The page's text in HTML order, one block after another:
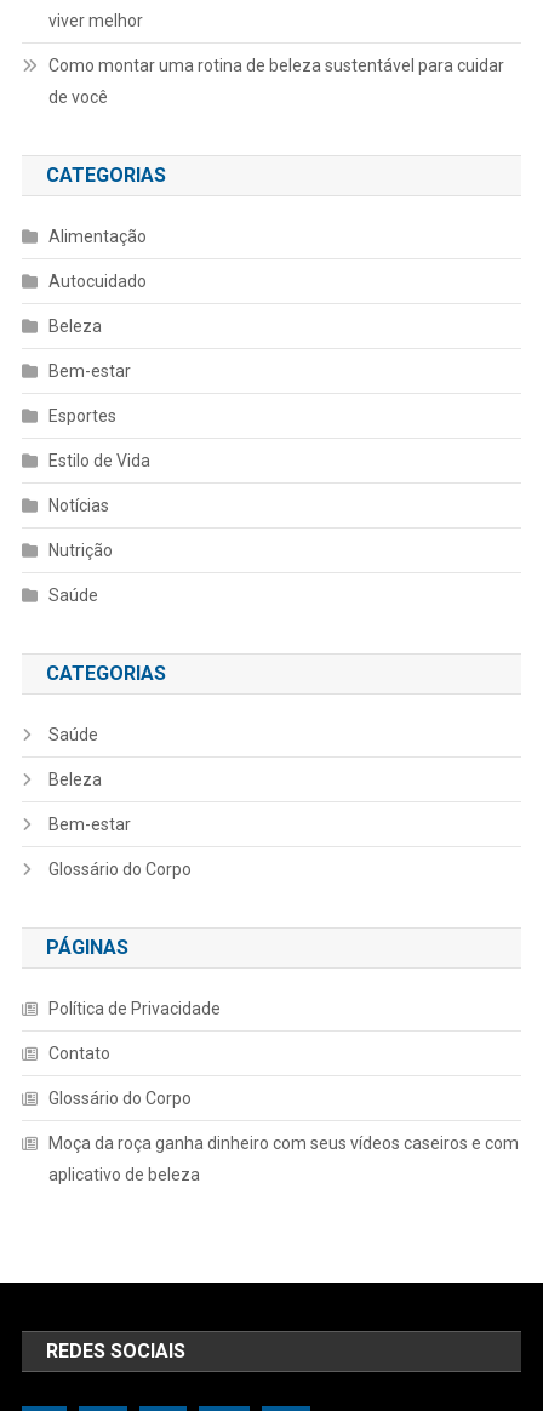
viver melhor
Como montar uma rotina de beleza sustentável para cuidar
de você
CATEGORIAS
Alimentação
Autocuidado
Beleza
Bem-estar
Esportes
Estilo de Vida
Notícias
Nutrição
Saúde
CATEGORIAS
Saúde
Beleza
Bem-estar
Glossário do Corpo
PÁGINAS
Política de Privacidade
Contato
Glossário do Corpo
Moça da roça ganha dinheiro com seus vídeos caseiros e com
aplicativo de beleza
REDES SOCIAIS